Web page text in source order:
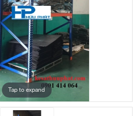
Tap to expand